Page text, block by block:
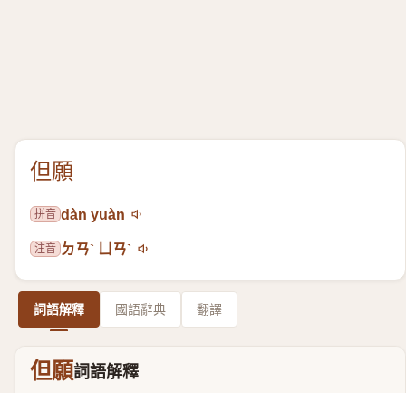
但願
拼音 dàn yuàn
注音 ㄉㄢˋ ㄩㄢˋ
詞語解釋 國語辭典 翻譯
但願詞語解釋